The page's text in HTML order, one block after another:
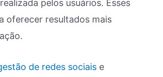
pelos usuários. Esses
oferecer resultados mais
de redes sociais e